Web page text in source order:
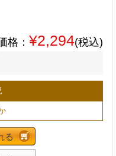
格： ¥2,294(税込)
る